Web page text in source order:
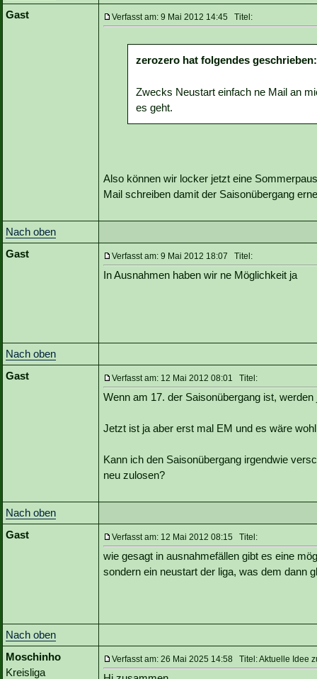
Gast
Verfasst am: 9 Mai 2012 14:45 Titel:
zerozero hat folgendes geschrieben:
Zwecks Neustart einfach ne Mail an
es geht.
Also können wir locker jetzt eine
Mail schreiben damit der Saisonübergang
Nach oben
Gast
Verfasst am: 9 Mai 2012 18:07 Titel:
In Ausnahmen haben wir ne Möglichkeit ja
Nach oben
Gast
Verfasst am: 12 Mai 2012 08:01 Titel:
Wenn am 17. der Saisonübergang ist,
Jetzt ist ja aber erst mal EM und es wäre
Kann ich den Saisonübergang irgendwie
neu zulosen?
Nach oben
Gast
Verfasst am: 12 Mai 2012 08:15 Titel:
wie gesagt in ausnahmefällen gibt es eine
sondern ein neustart der liga, was dem dann
Nach oben
Moschinho
Kreisliga
Verfasst am: 26 Mai 2025 14:58 Titel: Aktuelle Idee